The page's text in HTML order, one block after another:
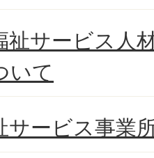
祉サービス人
いて
サービス事業